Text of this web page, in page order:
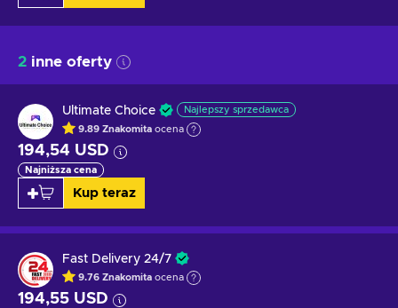
2 inne oferty
Ultimate Choice Najlepszy sprzedawca
9.89 Znakomita ocena
194,54 USD
Najniższa cena
Kup teraz
Fast Delivery 24/7
9.76 Znakomita ocena
194,55 USD